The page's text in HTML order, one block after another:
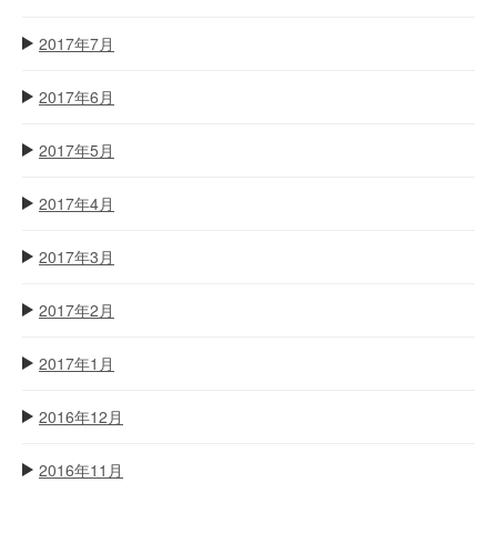
2017年7月
2017年6月
2017年5月
2017年4月
2017年3月
2017年2月
2017年1月
2016年12月
2016年11月